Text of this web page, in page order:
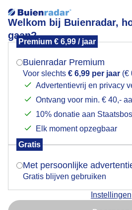
Welkom bij Buienradar,
gaan?
Premium € 6,99 / jaar
Buienradar Premium
Voor slechts € 6,99 per jaar (€
Advertentievrij en privacy
Ontvang voor min. € 40,-
10% donatie aan
Elk moment opzegbaar
Gratis
Met persoonlijke
Gratis blijven gebruiken
Instellingen
Veel zon en prachtig zomerweer
Mogen we je locatie
Indien je hier nog geen
verschijnt er zo een pop-up
Is goed, toon
Nu niet,